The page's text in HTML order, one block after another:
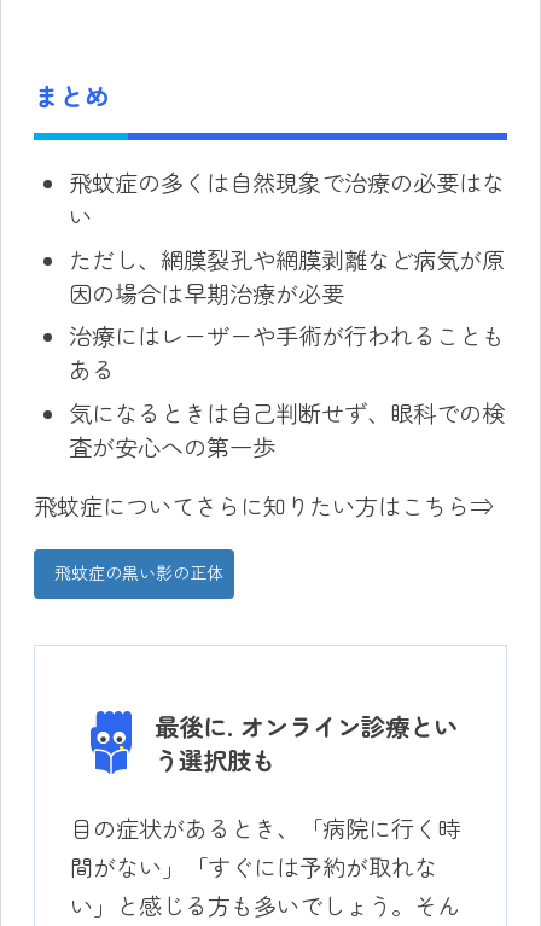
まとめ
飛蚊症の多くは自然現象で治療の必要はな
い
ただし、網膜裂孔や網膜剥離など病気が原
因の場合は早期治療が必要
治療にはレーザーや手術が行われることも
ある
気になるときは自己判断せず、眼科での検
査が安心への第一歩
飛蚊症についてさらに知りたい方はこちら⇒
飛蚊症の黒い影の正体
最後に. オンライン診療とい
う選択肢も
目の症状があるとき、「病院に行く時
間がない」「すぐには予約が取れな
い」と感じる方も多いでしょう。そん